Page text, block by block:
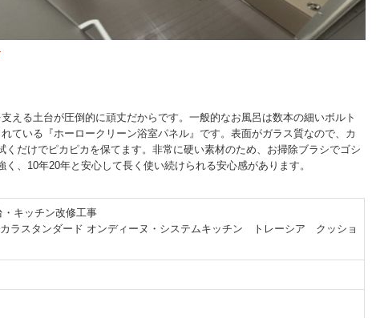
える土台が圧倒的に頑丈だからです。一般的なお風呂は数本の細いボルト
ている『ホーロークリーン浴室パネル』です。 表面がガラス質なので、カ
だけでピカピカを保てます。 非常に硬い素材のため、お掃除ブラシでゴシ
、10年20年と安心して長く使い続けられる安心感があります。
キッチン改修工事
ラスタンダード オンディーヌ・システムキッチン トレーシア クッショ